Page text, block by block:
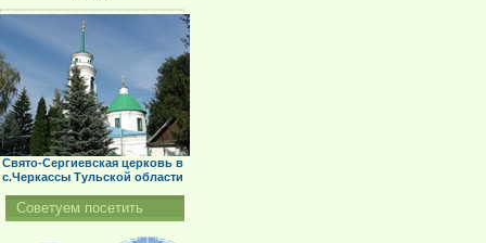
Свято-Сергиевская церковь в
с.Черкассы Тульской области
Советуем посетить